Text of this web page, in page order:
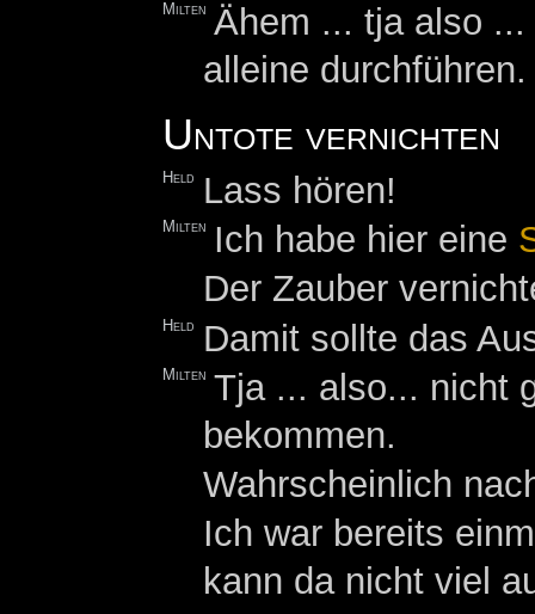
Milten Ähem ... tja also
alleine durchführen.
Untote vernichten
Held Lass hören!
Milten Ich habe hier eine
Der Zauber
Held Damit sollte das
Milten Tja ... also... nicht
bekommen.
Wahrscheinlich
Ich war bereits
kann da nicht viel